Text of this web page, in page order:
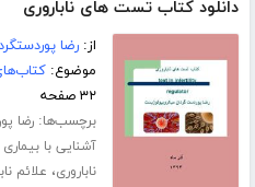
دانلود کتاب تست های ناباروری
از:رضا
موضوع:
۳۲ صفحه
برچسب‌ها:رضا
آشنایی با بیماری
ناباروری، علائم